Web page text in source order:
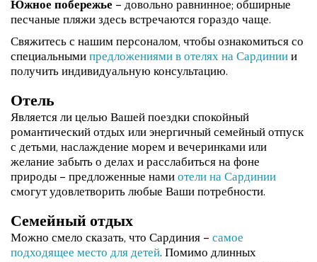
Южное побережье – довольно равнинное; обширные
песчаные пляжи здесь встречаются гораздо чаще.
Свяжитесь с нашим персоналом, чтобы ознакомиться со
специальными предложениями в отелях на Сардинии и
получить индивидуальную консультацию.
Отель
Является ли целью Вашей поездки спокойный
романтический отдых или энергичный семейный отпуск
с детьми, наслаждение морем и вечеринками или
желание забыть о делах и расслабиться на фоне
природы – предложенные нами отели на Сардинии
смогут удовлетворить любые Ваши потребности.
Семейный отдых
Можно смело сказать, что Сардиния – самое
подходящее место для детей. Помимо длинных